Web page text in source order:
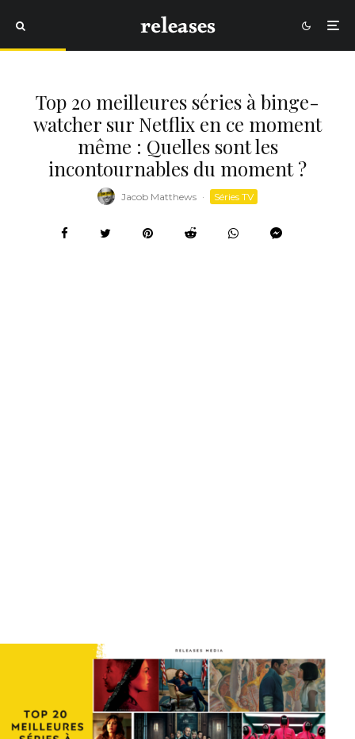
Top 20 meilleures séries à binge-
watcher sur Netflix en ce moment
même : Quelles sont les
incontournables du moment ?
Jacob Matthews · Séries TV